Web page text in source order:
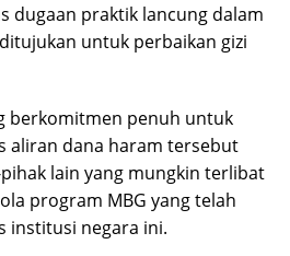
dugaan praktik lancung dalam
untuk perbaikan gizi
berkomitmen penuh untuk
aliran dana haram tersebut
lain yang mungkin terlibat
program MBG yang telah
institusi negara ini.